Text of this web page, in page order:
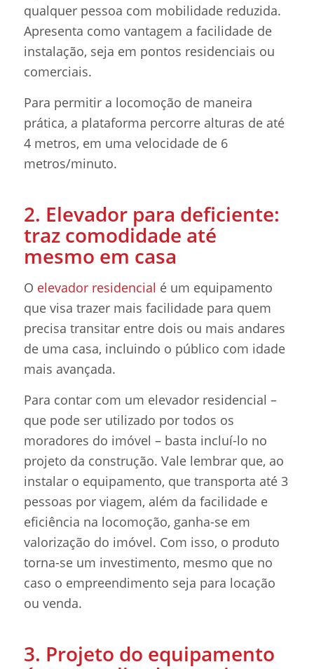
qualquer pessoa com mobilidade reduzida.
Apresenta como vantagem a facilidade de
instalação, seja em pontos residenciais ou
comerciais.
Para permitir a locomoção de maneira
prática, a plataforma percorre alturas de até
4 metros, em uma velocidade de 6
metros/minuto.
2. Elevador para deficiente:
traz comodidade até
mesmo em casa
O elevador residencial é um equipamento
que visa trazer mais facilidade para quem
precisa transitar entre dois ou mais andares
de uma casa, incluindo o público com idade
mais avançada.
Para contar com um elevador residencial –
que pode ser utilizado por todos os
moradores do imóvel – basta incluí-lo no
projeto da construção. Vale lembrar que, ao
instalar o equipamento, que transporta até 3
pessoas por viagem, além da facilidade e
eficiência na locomoção, ganha-se em
valorização do imóvel. Com isso, o produto
torna-se um investimento, mesmo que no
caso o empreendimento seja para locação
ou venda.
3. Projeto do equipamento